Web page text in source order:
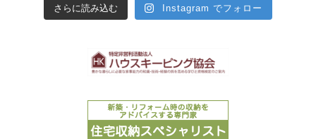
さらに読み込む Instagram でフォロー